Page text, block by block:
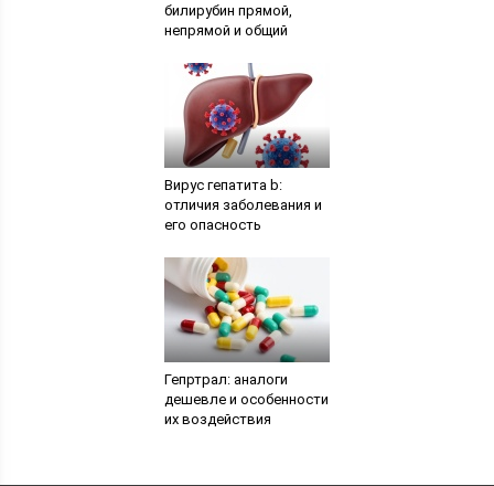
билирубин прямой,
непрямой и общий
Вирус гепатита b:
отличия заболевания и
его опасность
Гепртрал: аналоги
дешевле и особенности
их воздействия